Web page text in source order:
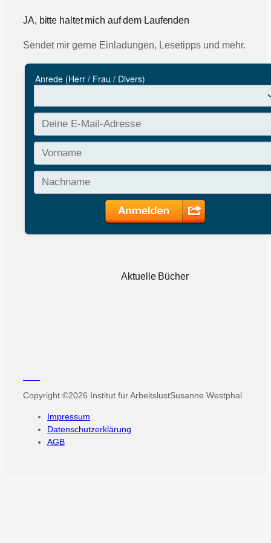
JA, bitte haltet mich auf dem Laufenden
Sendet mir gerne Einladungen, Lesetipps und mehr.
Aktuelle Bücher
Copyright ©2026 Institut für ArbeitslustSusanne Westphal
Impressum
Datenschutzerklärung
AGB